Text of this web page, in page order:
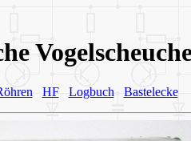
HF Logbuch Bastelecke